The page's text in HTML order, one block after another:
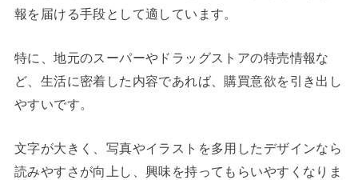
報を届ける手段として適しています。
特に、地元のスーパーやドラッグストアの特売情報な
ど、生活に密着した内容であれば、購買意欲を引き出し
やすいです。
文字が大きく、写真やイラストを多用したデザインなら
読みやすさが向上し、興味を持ってもらいやすくなりま